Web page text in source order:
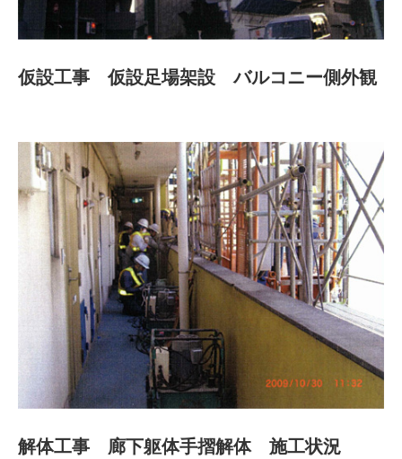
仮設工事 仮設足場架設 バルコニー側外観
解体工事 廊下躯体手摺解体 施工状況